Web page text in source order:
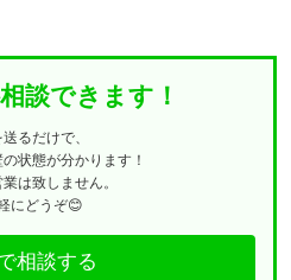
談できます！
るだけで、
状態が分かります！
は致しません。
にどうぞ😊
相談する